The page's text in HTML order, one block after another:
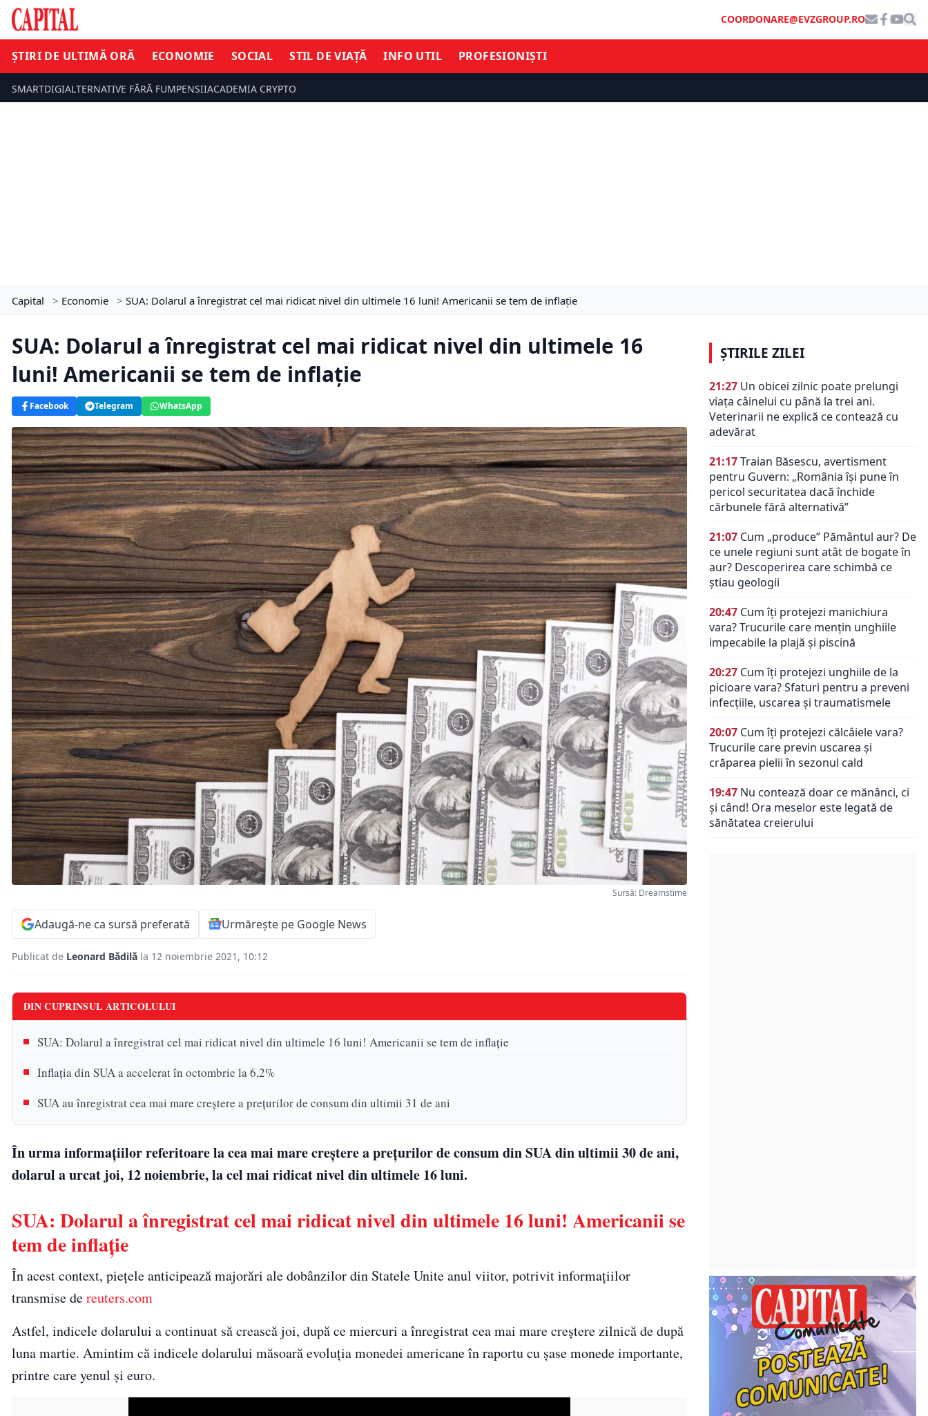
COORDONARE@EVZGROUP.RO
ȘTIRI DE ULTIMĂ ORĂ ECONOMIE SOCIAL STIL DE VIAȚĂ INFO UTIL PROFESIONIȘTI
SMARTDIGIALTERNATIVE FĂRĂ FUMPENSIIACADEMIA CRYPTO
Capital > Economie > SUA: Dolarul a înregistrat cel mai ridicat nivel din ultimele 16 luni! Americanii se tem de inflație
SUA: Dolarul a înregistrat cel mai ridicat nivel din ultimele 16
luni! Americanii se tem de inflație
Facebook Telegram WhatsApp
Sursă: Dreamstime
Adaugă-ne ca sursă preferată Urmărește pe Google News
Publicat de Leonard Bădilă la 12 noiembrie 2021, 10:12
DIN CUPRINSUL ARTICOLULUI
SUA: Dolarul a înregistrat cel mai ridicat nivel din ultimele 16 luni! Americanii se tem de inflație
Inflaţia din SUA a accelerat în octombrie la 6,2%
SUA au înregistrat cea mai mare creștere a prețurilor de consum din ultimii 31 de ani
În urma informațiilor referitoare la cea mai mare creştere a preţurilor de consum din SUA din ultimii 30 de ani,
dolarul a urcat joi, 12 noiembrie, la cel mai ridicat nivel din ultimele 16 luni.
SUA: Dolarul a înregistrat cel mai ridicat nivel din ultimele 16 luni! Americanii se
tem de inflație
În acest context, pieţele anticipează majorări ale dobânzilor din Statele Unite anul viitor, potrivit informațiilor
transmise dereuters.com
Astfel, indicele dolarului a continuat să crească joi, după ce miercuri a înregistrat cea mai mare creştere zilnică de după
luna martie. Amintim că indicele dolarului măsoară evoluţia monedei americane în raportu cu şase monede importante,
printre care yenul şi euro.
ȘTIRILE ZILEI
21:27 Un obicei zilnic poate prelungi
viața câinelui cu până la trei ani.
Veterinarii ne explică ce contează cu
adevărat
21:17Traian Băsescu, avertisment
pentru Guvern: „România își pune în
pericol securitatea dacă închide
cărbunele fără alternativă”
21:07 Cum „produce” Pământul aur? De
ce unele regiuni sunt atât de bogate în
aur? Descoperirea care schimbă ce
știau geologii
20:47 Cum îți protejezi manichiura
vara? Trucurile care mențin unghiile
impecabile la plajă și piscină
20:27 Cum îți protejezi unghiile de la
picioare vara? Sfaturi pentru a preveni
infecțiile, uscarea și traumatismele
20:07 Cum îți protejezi călcâiele vara?
Trucurile care previn uscarea și
crăparea pielii în sezonul cald
19:47 Nu contează doar ce mănânci, ci
și când! Ora meselor este legată de
sănătatea creierului